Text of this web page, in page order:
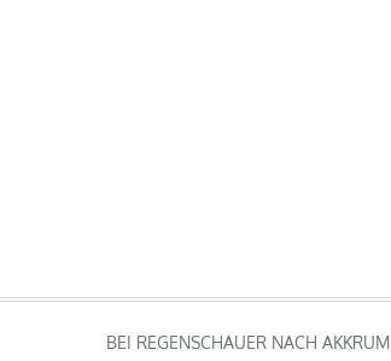
BEI REGENSCHAUER NACH AKKRUM